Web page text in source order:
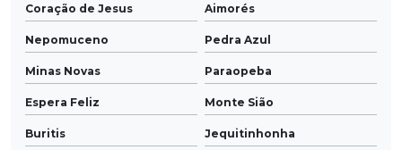
Coração de Jesus Aimorés
Nepomuceno Pedra Azul
Minas Novas Paraopeba
Espera Feliz Monte Sião
Buritis Jequitinhonha